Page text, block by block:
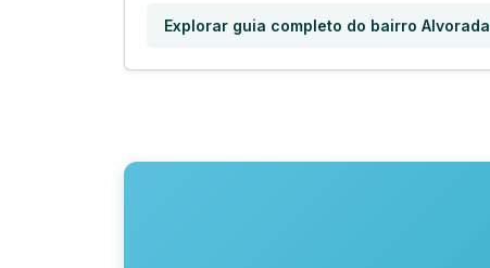
Explorar guia completo do bairro Alvorada